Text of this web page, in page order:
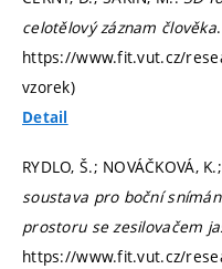
celotělový záznam člověka
https://www.fit.vut.cz/
vzorek)
Detail
RYDLO, Š.; NOVÁČKOVÁ,
soustava pro boční
prostoru se zesilovačem
https://www.fit.vut.cz/